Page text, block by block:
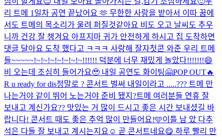
리 트메 1일차 공연 끝났어요 🫶 무한한 사랑을 받아서 이따 꿈에
서도 트메의 목소리가 울려 퍼질것같아요 비도 오고 날씨도 추우
니까 건강 잘 챙겨요 아프지마 귀가 안전하게 하시고 집 도착하면
댓글 달아요 도착 했다고 ㅋㅋㅋ 사랑해 잘자첫콘 와준 우리 트메
들~~~~~!~!~!~!~!~!~!~!!!!!! 덕분에 너무 재밌게 놀았다!!!!!!!😄
비 오는데 조심히 들어가요🥹 내일 공연도 화이팅🤗POP OUT🔥
R u ready for dis정말로 ? 콘서트 벌써 내일이라고 .....??? 트메 만
나는거야 같이 뛰어 노는거야 준비 됐지?트메 여러분들 연휴 잘
보내고 계신가요?? 맛있는 거 많이 드시고 좋은 시간 보내셨길 바
랍니다! 콘서트 때도 좋은 추억 많이 만들어요!🩵이틀 남 았 다추
석은 다들 잘 보내고 계시는지요☺️ 곧 콘서트네요😋 하루 빨리 만